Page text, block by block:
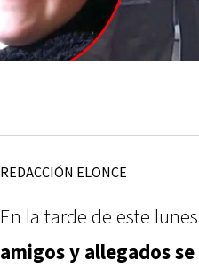
REDACCIÓN ELONCE
En la tarde de este
amigos y allegados